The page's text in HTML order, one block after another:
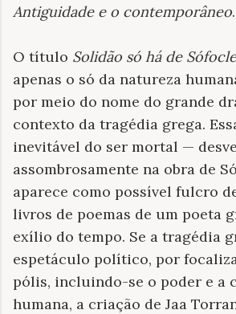
Antiguidade e o contemporâneo.
O título Solidão só há de
apenas o só da natureza
por meio do nome do grande
contexto da tragédia grega.
inevitável do ser mortal —
assombrosamente na obra de
aparece como possível fulcro
livros de poemas de um poeta
exílio do tempo. Se a tragédia
espetáculo político, por
pólis, incluindo-se o poder e a
humana, a criação de Jaa